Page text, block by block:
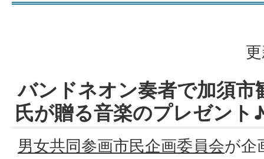
バンドネオン奏者で加須市
氏が贈る音楽のプレゼント
男女共同参画市民企画委員会が企